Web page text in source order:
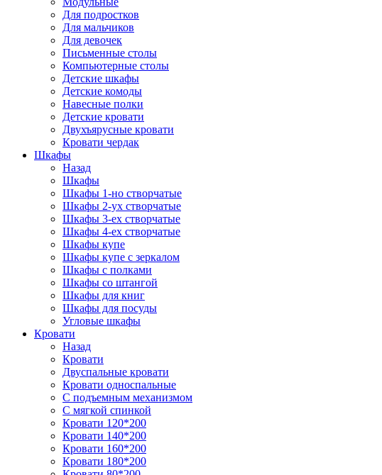
Для подростков
Для мальчиков
Для девочек
Письменные столы
Компьютерные столы
Детские шкафы
Детские комоды
Навесные полки
Детские кровати
Двухъярусные кровати
Кровати чердак
Шкафы
Назад
Шкафы
Шкафы 1-но створчатые
Шкафы 2-ух створчатые
Шкафы 3-ех створчатые
Шкафы 4-ех створчатые
Шкафы купе
Шкафы купе с зеркалом
Шкафы с полками
Шкафы со штангой
Шкафы для книг
Шкафы для посуды
Угловые шкафы
Кровати
Назад
Кровати
Двуспальные кровати
Кровати односпальные
С подъемным механизмом
С мягкой спинкой
Кровати 120*200
Кровати 140*200
Кровати 160*200
Кровати 180*200